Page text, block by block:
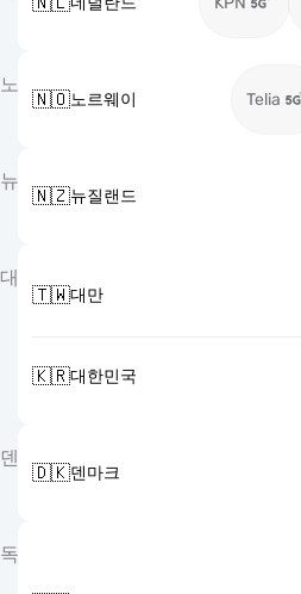
노
🇳🇴노르웨이 Telia
뉴
🇳🇿뉴질랜드
대
🇹🇼대만
🇰🇷대한민국
덴
🇩🇰덴마크
독